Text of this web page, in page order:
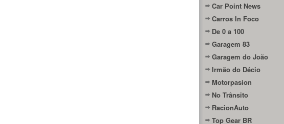
Car Point News
Carros In Foco
De 0 a 100
Garagem 83
Garagem do João
Irmão do Décio
Motorpasion
No Trânsito
RacionAuto
Top Gear BR